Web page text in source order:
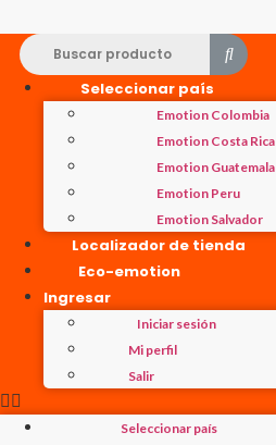
Seleccionar país
Emotion Colombia
Emotion Costa Rica
Emotion Guatemala
Emotion Peru
Emotion Salvador
Localizador de tienda
Eco-emotion
Ingresar
Iniciar sesión
Mi perfil
Salir
Seleccionar país